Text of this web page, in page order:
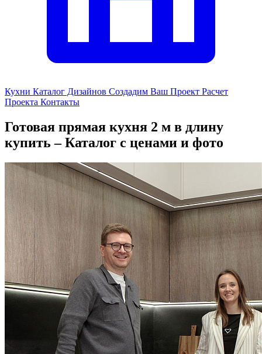
Кухни Каталог Дизайнов Создадим Ваш Проект Расчет
Проекта Контакты
Готовая прямая кухня 2 м в длину
купить – Каталог с ценами и фото